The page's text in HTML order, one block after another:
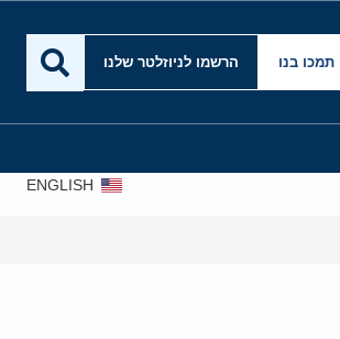
תמכו בנו הרשמו לניוזלטר שלנו
ENGLISH